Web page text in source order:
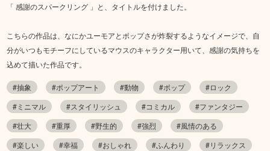
「 感謝のスパークリング 」と、タイトルを付けました。
こちらの作品は、なにかユーモアとポップさが炸裂するようなイメージで、自
分がいつもモチーフにしているマウスのキャラクター用いて、感謝の気持ちを
込めて描いた作品です。
#抽象 #ポップアート #動物 #ポップ
#ロック
#ミニマル
#スタイリッシュ #コミカル
#ファンタジー
#壮大
#重厚 #野生的 #強烈
#風情のある
#楽しい
#幸福 #おしゃれ #ふんわり
#リラックス